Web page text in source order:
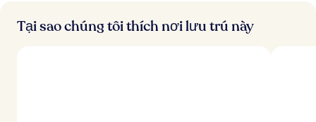
o
Tại sao chúng tôi thích nơi lưu trú này